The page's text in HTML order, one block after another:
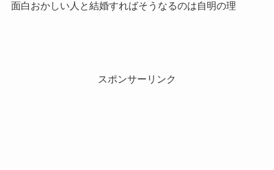
面白おかしい人と結婚すればそうなるのは自明の理
スポンサーリンク